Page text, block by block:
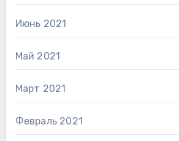
Июнь 2021
Май 2021
Март 2021
Февраль 2021